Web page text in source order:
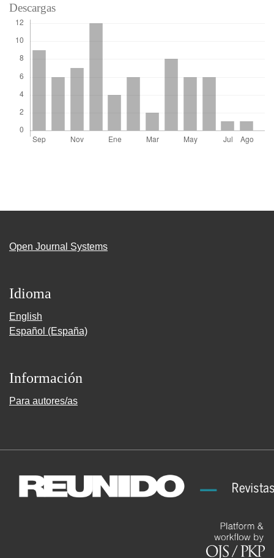
Descargas
Open Journal Systems
Idioma
English
Español (España)
Información
Para autores/as